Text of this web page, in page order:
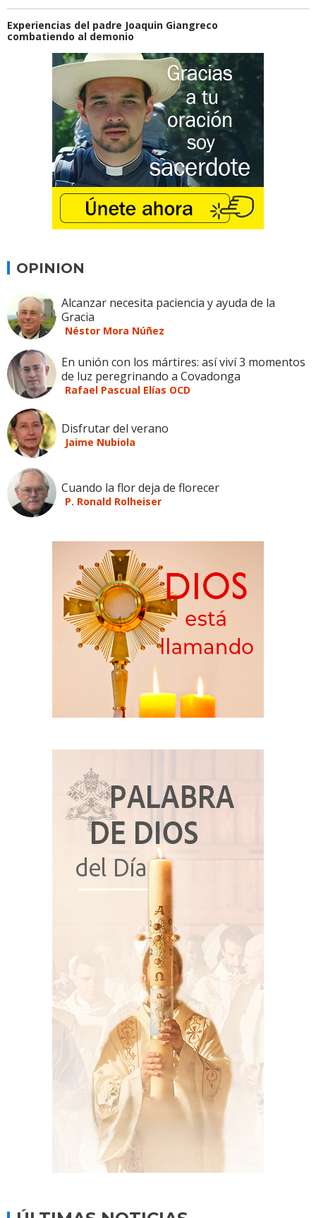
Experiencias del padre Joaquin Giangreco
combatiendo al demonio
OPINION
Alcanzar necesita paciencia y ayuda de la
Gracia
Néstor Mora Núñez
En unión con los mártires: así viví 3 momentos
de luz peregrinando a Covadonga
Rafael Pascual Elías OCD
Disfrutar del verano
Jaime Nubiola
Cuando la flor deja de florecer
P. Ronald Rolheiser